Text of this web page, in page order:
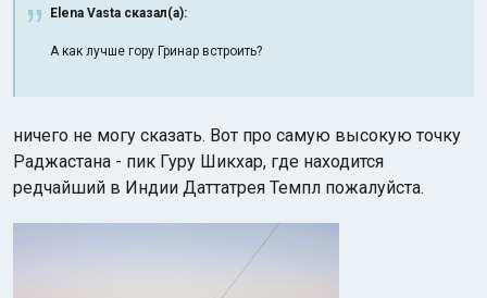
Elena Vasta сказал(а):
А как лучше гору Гринар встроить?
ничего не могу сказать. Вот про самую высокую точку
Раджастана - пик Гуру Шикхар, где находится
редчайший в Индии Даттатрея Темпл пожалуйста.